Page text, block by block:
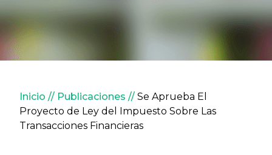
Sobrescribir enlaces de
Inicio Publicaciones
Se Aprueba El
Proyecto de Ley del Impuesto Sobre Las
Transacciones Financieras